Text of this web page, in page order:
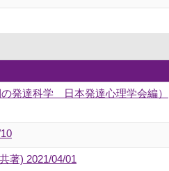
発達科学 日本発達心理学会編）
著) 2021/04/01